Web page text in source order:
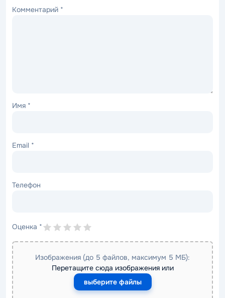
Комментарий *
Имя *
Email *
Телефон
Оценка *
Изображения (до 5 файлов, максимум 5 МБ):
Перетащите сюда изображения или
выберите файлы